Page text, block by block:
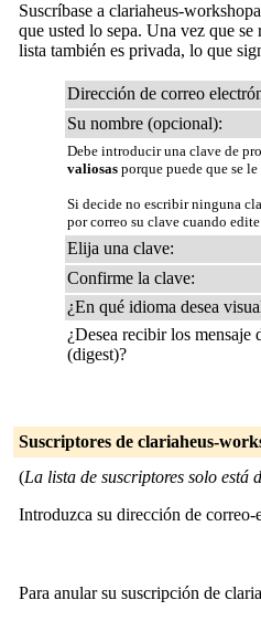
Suscríbase a clariaheus-
que usted lo sepa. Una vez que
lista también es privada, lo que
Dirección de correo
Su nombre (opcional):
Debe introducir una clave de
valiosas porque puede que se
Si decide no escribir ninguna
por correo su clave cuando
Elija una clave:
Confirme la clave:
¿En qué idioma desea
¿Desea recibir los mensaje
(digest)?
Suscriptores de clariaheus-
(La lista de suscriptores solo está
Introduzca su dirección de
Para anular su suscripción de